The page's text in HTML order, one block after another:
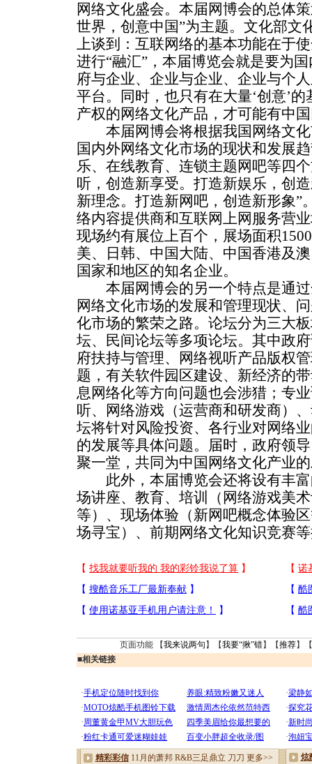
网络文化盛会。本届网博会的总体
世界，创意中国”为主题。文化部文
上谈到：互联网络的基本功能在于
进行“融汇”，本届博览会就是要为
府与企业、企业与企业、企业与个
平台。同时，也只有在大量‘创意’
产权的网络文化产品，才可能有中
本届网博会将根据我国网络文化
国内外网络文化市场的现状和发展
乐、在线教育、连锁主题网吧等四
听，创造新享受。打造新娱乐，创
新理念。打造新网吧，创造新形象”
络内容提供商和互联网上网服务营
现场约有展位上百个，展场面积
美、日韩、中国大陆、中国香港及
国家和地区的知名企业。
本届网博会的另一个特点是通过
网络文化市场的发展和管理现状、
化市场的繁荣之路。论坛分为三大
坛、民间论坛等多项论坛。其中政
府扶持与管理、网络视听产品版权
题，有关软件园区建设、新经济的
息网络化等方向问题也会涉猎；专
听、网络游戏（运营商和研发商）
坛将针对风险投资、各行业对网络
的发展等具体问题。届时，政府领
聚一堂，共同为中国网络文化产业
此外，本届博览会还将设有丰富
场讲座、教育、培训（网络游戏美
等）、现场体验（新网吧概念体验
场寻宝）、前期网络文化知识竞赛
页面功能 【我来说两句 】【我要“揪”错】【推荐】
■相关链接